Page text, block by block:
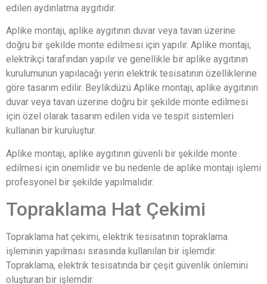
edilen aydınlatma aygıtıdır.
Aplike montajı, aplike aygıtının duvar veya tavan üzerine
doğru bir şekilde monte edilmesi için yapılır. Aplike montajı,
elektrikçi tarafından yapılır ve genellikle bir aplike aygıtının
kurulumunun yapılacağı yerin elektrik tesisatının özelliklerine
göre tasarım edilir. Beylikdüzü Aplike montajı, aplike aygıtının
duvar veya tavan üzerine doğru bir şekilde monte edilmesi
için özel olarak tasarım edilen vida ve tespit sistemleri
kullanan bir kuruluştur.
Aplike montajı, aplike aygıtının güvenli bir şekilde monte
edilmesi için önemlidir ve bu nedenle de aplike montajı işlemi
profesyonel bir şekilde yapılmalıdır.
Topraklama Hat Çekimi
Topraklama hat çekimi, elektrik tesisatının topraklama
işleminin yapılması sırasında kullanılan bir işlemdir.
Topraklama, elektrik tesisatında bir çeşit güvenlik önlemini
oluşturan bir işlemdir.